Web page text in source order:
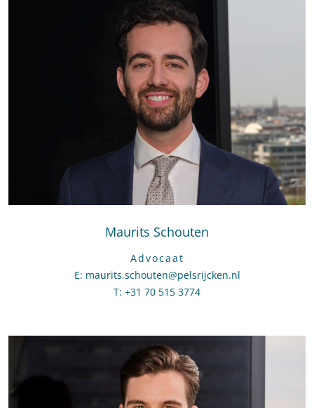
Maurits Schouten
Advocaat
E: Stuur een e-mail naar Maurits Schouten
maurits.schouten@pelsrijcken.nl
T: Bel naar Maurits Schouten
+31 70 515 3774